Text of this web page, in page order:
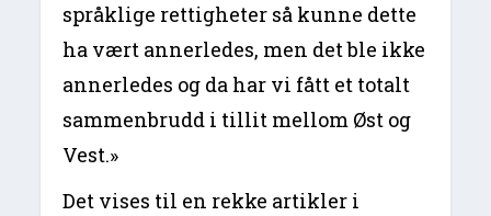
språklige rettigheter så kunne dette
ha vært annerledes, men det ble ikke
annerledes og da har vi fått et totalt
sammenbrudd i tillit mellom Øst og
Vest.»
Det vises til en rekke artikler i